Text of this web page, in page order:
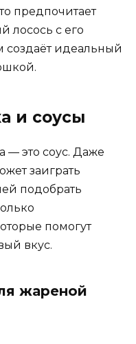
предпочитает
лосось с его
идеальный
и соусы
— это соус. Даже
заиграть
подобрать
помогут
вкус.
жареной